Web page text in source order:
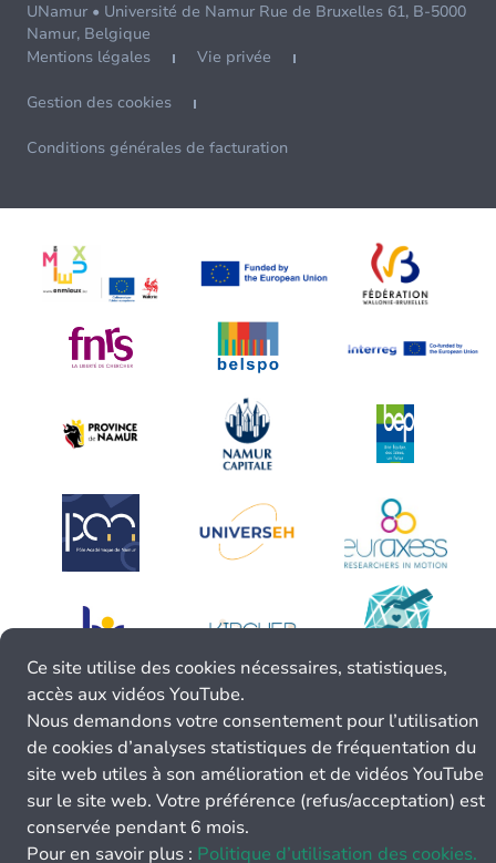
UNamur • Université de Namur Rue de Bruxelles 61, B-5000
Namur, Belgique
Mentions légales
Vie privée
Gestion des cookies
Conditions générales de facturation
Ce site utilise des cookies nécessaires, statistiques,
accès aux vidéos YouTube.
Nous demandons votre consentement pour l’utilisation
de cookies d’analyses statistiques de fréquentation du
site web utiles à son amélioration et de vidéos YouTube
sur le site web. Votre préférence (refus/acceptation) est
conservée pendant 6 mois.
Pour en savoir plus : Politique d’utilisation des cookies.